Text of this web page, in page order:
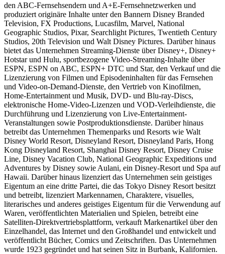
den ABC-Fernsehsendern und A+E-Fernsehnetzwerken und
produziert originäre Inhalte unter den Bannern Disney Branded
Television, FX Productions, Lucasfilm, Marvel, National
Geographic Studios, Pixar, Searchlight Pictures, Twentieth Century
Studios, 20th Television und Walt Disney Pictures. Darüber hinaus
bietet das Unternehmen Streaming-Dienste über Disney+, Disney+
Hotstar und Hulu, sportbezogene Video-Streaming-Inhalte über
ESPN, ESPN on ABC, ESPN+ DTC und Star, den Verkauf und die
Lizenzierung von Filmen und Episodeninhalten für das Fernsehen
und Video-on-Demand-Dienste, den Vertrieb von Kinofilmen,
Home-Entertainment und Musik, DVD- und Blu-ray-Discs,
elektronische Home-Video-Lizenzen und VOD-Verleihdienste, die
Durchführung und Lizenzierung von Live-Entertainment-
Veranstaltungen sowie Postproduktionsdienste. Darüber hinaus
betreibt das Unternehmen Themenparks und Resorts wie Walt
Disney World Resort, Disneyland Resort, Disneyland Paris, Hong
Kong Disneyland Resort, Shanghai Disney Resort, Disney Cruise
Line, Disney Vacation Club, National Geographic Expeditions und
Adventures by Disney sowie Aulani, ein Disney-Resort und Spa auf
Hawaii. Darüber hinaus lizenziert das Unternehmen sein geistiges
Eigentum an eine dritte Partei, die das Tokyo Disney Resort besitzt
und betreibt, lizenziert Markennamen, Charaktere, visuelles,
literarisches und anderes geistiges Eigentum für die Verwendung auf
Waren, veröffentlichten Materialien und Spielen, betreibt eine
Satelliten-Direktvertriebsplattform, verkauft Markenartikel über den
Einzelhandel, das Internet und den Großhandel und entwickelt und
veröffentlicht Bücher, Comics und Zeitschriften. Das Unternehmen
wurde 1923 gegründet und hat seinen Sitz in Burbank, Kalifornien.